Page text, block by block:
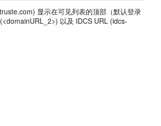
显示在可见列表的顶部（默认登录
以及 IDCS URL (idcs-